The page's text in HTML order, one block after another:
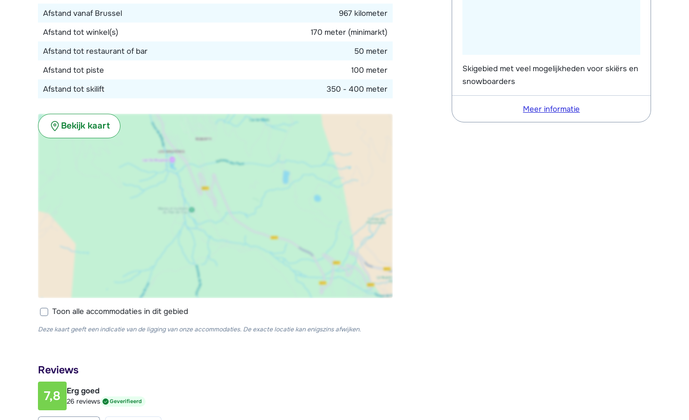
Afstand vanaf Brussel
967 kilometer
Afstand tot winkel(s)
170 meter (minimarkt)
Afstand tot restaurant of bar
50 meter
Afstand tot piste
100 meter
Afstand tot skilift
350 - 400 meter
Bekijk kaart
Toon alle accommodaties in dit gebied
Deze kaart geeft een indicatie van de ligging van onze accommodaties. De exacte locatie kan enigszins afwijken.
Reviews
7,8 Erg goed
26 reviews Geverifieerd
Skigebied met veel mogelijkheden voor skiërs en
snowboarders
Meer informatie